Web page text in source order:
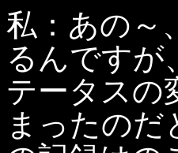
私：あの～
るんですが
テータスの
まったのだ